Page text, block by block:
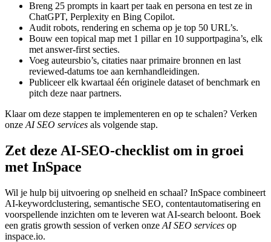
Breng 25 prompts in kaart per taak en persona en test ze in
ChatGPT, Perplexity en Bing Copilot.
Audit robots, rendering en schema op je top 50 URL’s.
Bouw een topical map met 1 pillar en 10 supportpagina’s, elk
met answer-first secties.
Voeg auteursbio’s, citaties naar primaire bronnen en last
reviewed-datums toe aan kernhandleidingen.
Publiceer elk kwartaal één originele dataset of benchmark en
pitch deze naar partners.
Klaar om deze stappen te implementeren en op te schalen? Verken
onze AI SEO services als volgende stap.
Zet deze AI-SEO-checklist om in groei
met InSpace
Wil je hulp bij uitvoering op snelheid en schaal? InSpace combineert
AI-keywordclustering, semantische SEO, contentautomatisering en
voorspellende inzichten om te leveren wat AI-search beloont. Boek
een gratis growth session of verken onze AI SEO services op
inspace.io.